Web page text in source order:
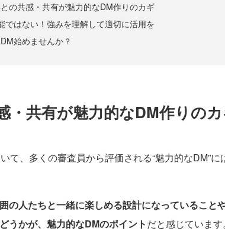
の共感・共有が魅力的なDM作りのカギ
ではない！強みを理解して適切に活用を
始めませんか？
・共有が魅力的なDM作りの
て、多くの審査員から評価される“魅力的なDM”に
の人たちと一緒に楽しめる設計になっていること
うかが、魅力的なDMのポイントだと感じています。